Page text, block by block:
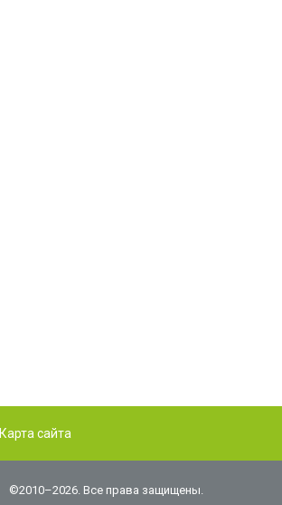
Карта сайта
©2010–2026. Все права защищены.